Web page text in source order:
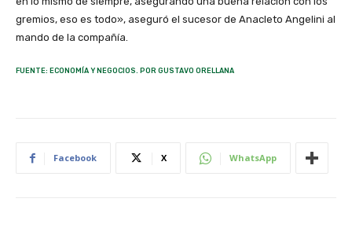
gremios, eso es todo», aseguró el sucesor de Anacleto Angelini al
mando de la compañía.
FUENTE: ECONOMÍA Y NEGOCIOS. POR GUSTAVO ORELLANA
Facebook X WhatsApp